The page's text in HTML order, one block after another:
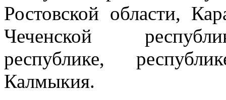
Ростовской области,
Чеченской
республике,
Калмыкия.